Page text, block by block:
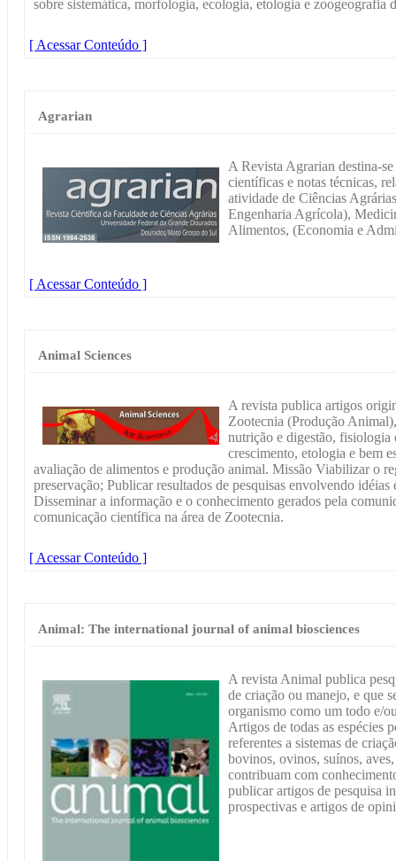
sobre sistemática, morfologia, ecologia, etologia e zoogeografia
[ Acessar Conteúdo ]
Agrarian
A Revista Agrarian destina-
científicas e notas técnicas,
atividade de Ciências
Engenharia Agrícola),
Alimentos, (Economia e
[ Acessar Conteúdo ]
Animal Sciences
A revista publica artigos
Zootecnia (Produção
nutrição e digestão, fisiologia
crescimento, etologia e bem
avaliação de alimentos e produção animal. Missão Viabilizar o
preservação; Publicar resultados de pesquisas envolvendo
Disseminar a informação e o conhecimento gerados pela
comunicação científica na área de Zootecnia.
[ Acessar Conteúdo ]
Animal: The international journal of animal biosciences
A revista Animal publica
de criação ou manejo, e que
organismo como um todo e/
Artigos de todas as espécies
referentes a sistemas de
bovinos, ovinos, suínos,
contribuam com
publicar artigos de pesquisa
prospectivas e artigos de